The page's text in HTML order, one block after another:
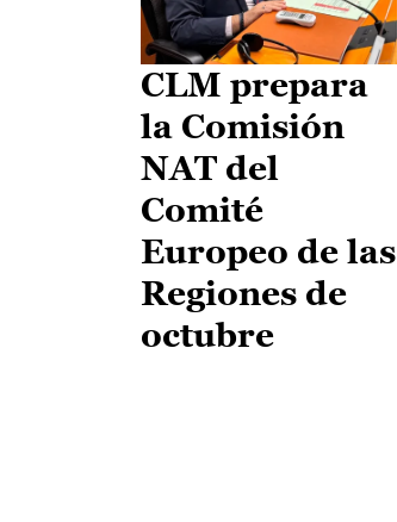
CLM prepara
la Comisión
NAT del
Comité
Europeo de las
Regiones de
octubre